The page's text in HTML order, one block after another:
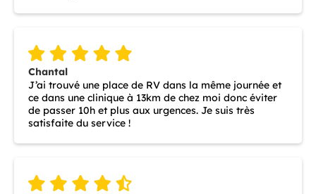
Chantal
J’ai trouvé une place de RV dans la même journée et
ce dans une clinique à 13km de chez moi donc éviter
de passer 10h et plus aux urgences. Je suis très
satisfaite du service !